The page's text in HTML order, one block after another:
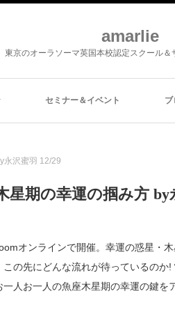
amarlie
東京のオーラソーマ英国本校認定スクール＆
セミナー＆イベント ブ
永沢蜜羽 12/29
星期の幸運の掴み方 by
オンラインで開催。幸運の惑星・
の先にどんな流れが待っているのか
人お一人の魚座木星期の幸運の鍵を